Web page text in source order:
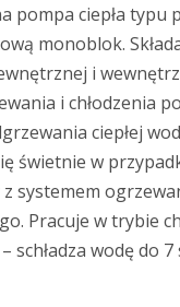
pompa ciepła typu
monoblok.
i
i chłodzenia
ciepłej
świetnie w
z systemem
Pracuje w trybie
schładza wodę do